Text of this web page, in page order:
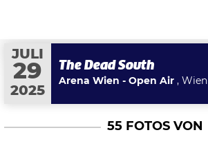
JULI
29
2025
The Dead South
Arena Wien - Open Air , Wien
55 FOTOS VON